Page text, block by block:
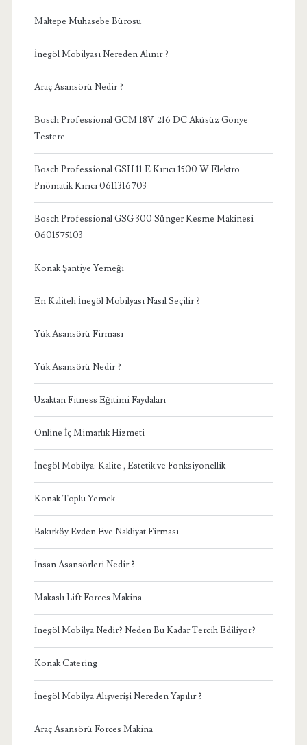
Maltepe Muhasebe Bürosu
İnegöl Mobilyası Nereden Alınır ?
Araç Asansörü Nedir ?
Bosch Professional GCM 18V-216 DC Aküsüz Gönye
Testere
Bosch Professional GSH 11 E Kırıcı 1500 W Elektro
Pnömatik Kırıcı 0611316703
Bosch Professional GSG 300 Sünger Kesme Makinesi
0601575103
Konak Şantiye Yemeği
En Kaliteli İnegöl Mobilyası Nasıl Seçilir ?
Yük Asansörü Firması
Yük Asansörü Nedir ?
Uzaktan Fitness Eğitimi Faydaları
Online İç Mimarlık Hizmeti
İnegöl Mobilya: Kalite , Estetik ve Fonksiyonellik
Konak Toplu Yemek
Bakırköy Evden Eve Nakliyat Firması
İnsan Asansörleri Nedir ?
Makaslı Lift Forces Makina
İnegöl Mobilya Nedir? Neden Bu Kadar Tercih Ediliyor?
Konak Catering
İnegöl Mobilya Alışverişi Nereden Yapılır ?
Araç Asansörü Forces Makina